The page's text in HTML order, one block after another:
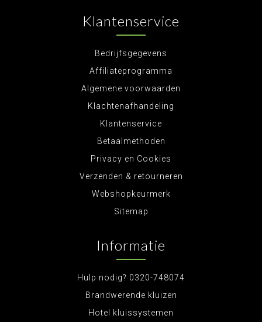
Klantenservice
Bedrijfsgegevens
Affiliateprogramma
Algemene voorwaarden
Klachtenafhandeling
Klantenservice
Betaalmethoden
Privacy en Cookies
Verzenden & retourneren
Webshopkeurmerk
Sitemap
Informatie
Hulp nodig? 0320-748074
Brandwerende kluizen
Hotel kluissystemen